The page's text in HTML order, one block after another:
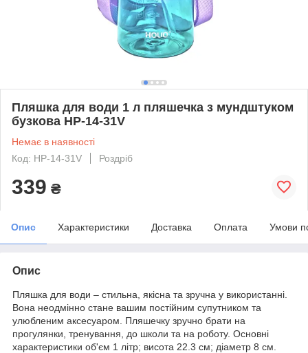
Пляшка для води 1 л пляшечка з мундштуком
бузкова HP-14-31V
Немає в наявності
Код: HP-14-31V
Роздріб
339 ₴
Опис Характеристики Доставка Оплата Умови
Опис
Пляшка для води – стильна, якісна та зручна у використанні.
Вона неодмінно стане вашим постійним супутником та
улюбленим аксесуаром. Пляшечку зручно брати на
прогулянки, тренування, до школи та на роботу. Основні
характеристики об'єм 1 літр; висота 22.3 см; діаметр 8 см.